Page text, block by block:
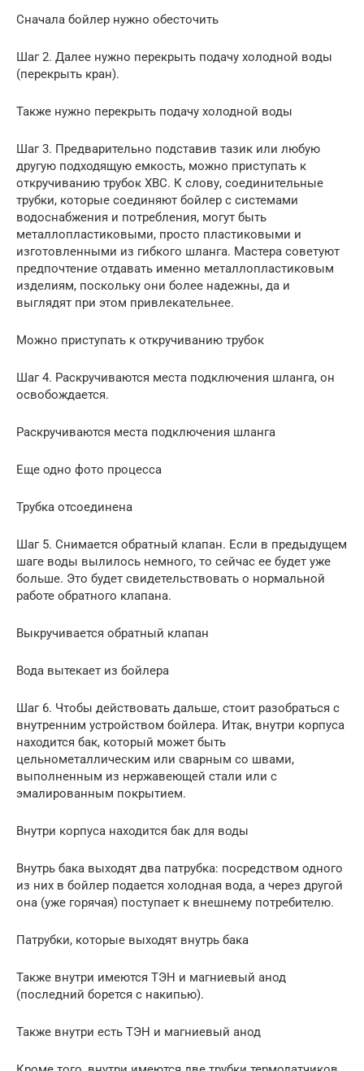
Сначала бойлер нужно обесточить
Шаг 2. Далее нужно перекрыть подачу холодной воды
(перекрыть кран).
Также нужно перекрыть подачу холодной воды
Шаг 3. Предварительно подставив тазик или любую
другую подходящую емкость, можно приступать к
откручиванию трубок ХВС. К слову, соединительные
трубки, которые соединяют бойлер с системами
водоснабжения и потребления, могут быть
металлопластиковыми, просто пластиковыми и
изготовленными из гибкого шланга. Мастера советуют
предпочтение отдавать именно металлопластиковым
изделиям, поскольку они более надежны, да и
выглядят при этом привлекательнее.
Можно приступать к откручиванию трубок
Шаг 4. Раскручиваются места подключения шланга, он
освобождается.
Раскручиваются места подключения шланга
Еще одно фото процесса
Трубка отсоединена
Шаг 5. Снимается обратный клапан. Если в предыдущем
шаге воды вылилось немного, то сейчас ее будет уже
больше. Это будет свидетельствовать о нормальной
работе обратного клапана.
Выкручивается обратный клапан
Вода вытекает из бойлера
Шаг 6. Чтобы действовать дальше, стоит разобраться с
внутренним устройством бойлера. Итак, внутри корпуса
находится бак, который может быть
цельнометаллическим или сварным со швами,
выполненным из нержавеющей стали или с
эмалированным покрытием.
Внутри корпуса находится бак для воды
Внутрь бака выходят два патрубка: посредством одного
из них в бойлер подается холодная вода, а через другой
она (уже горячая) поступает к внешнему потребителю.
Патрубки, которые выходят внутрь бака
Также внутри имеются ТЭН и магниевый анод
(последний борется с накипью).
Также внутри есть ТЭН и магниевый анод